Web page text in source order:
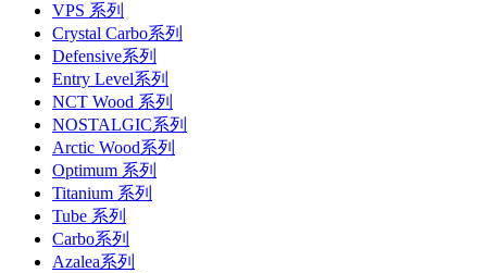
VPS 系列
Crystal Carbo系列
Defensive系列
Entry Level系列
NCT Wood 系列
NOSTALGIC系列
Arctic Wood系列
Optimum 系列
Titanium 系列
Tube 系列
Carbo系列
Azalea系列